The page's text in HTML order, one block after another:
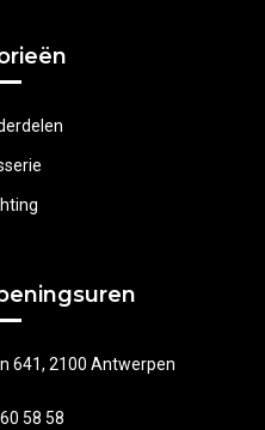
641, 2100 Antwerpen
58 58